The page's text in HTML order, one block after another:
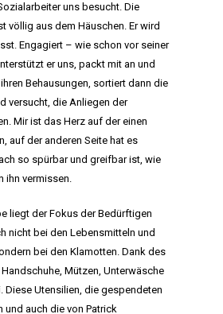
uns besucht. Die
völlig aus dem Häuschen. Er wird
Engagiert – wie schon vor seiner
er uns, packt mit an und
Behausungen, sortiert dann die
versucht, die Anliegen der
Mir ist das Herz auf der einen
auf der anderen Seite hat es
so spürbar und greifbar ist, wie
ihn vermissen.
liegt der Fokus der Bedürftigen
nicht bei den Lebensmitteln und
bei den Klamotten. Dank des
Handschuhe, Mützen, Unterwäsche
Diese Utensilien, die gespendeten
und auch die von Patrick